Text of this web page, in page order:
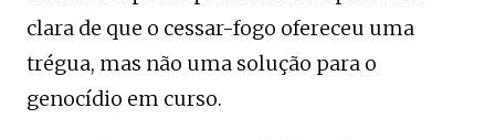
clara de que o cessar-fogo ofereceu uma
trégua, mas não uma solução para o
genocídio em curso.